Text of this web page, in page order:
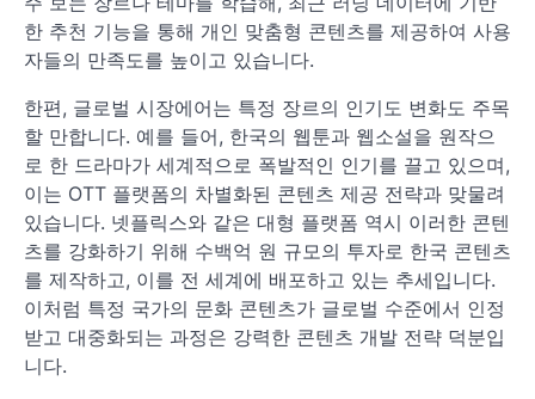
한 추천 기능을 통해 개인 맞춤형 콘텐츠를 제공하여 사용
자들의 만족도를 높이고 있습니다.
한편, 글로벌 시장에어는 특정 장르의 인기도 변화도 주목
할 만합니다. 예를 들어, 한국의 웹툰과 웹소설을 원작으
로 한 드라마가 세계적으로 폭발적인 인기를 끌고 있으며,
이는 OTT 플랫폼의 차별화된 콘텐츠 제공 전략과 맞물려
있습니다. 넷플릭스와 같은 대형 플랫폼 역시 이러한 콘텐
츠를 강화하기 위해 수백억 원 규모의 투자로 한국 콘텐츠
를 제작하고, 이를 전 세계에 배포하고 있는 추세입니다.
이처럼 특정 국가의 문화 콘텐츠가 글로벌 수준에서 인정
받고 대중화되는 과정은 강력한 콘텐츠 개발 전략 덕분입
니다.